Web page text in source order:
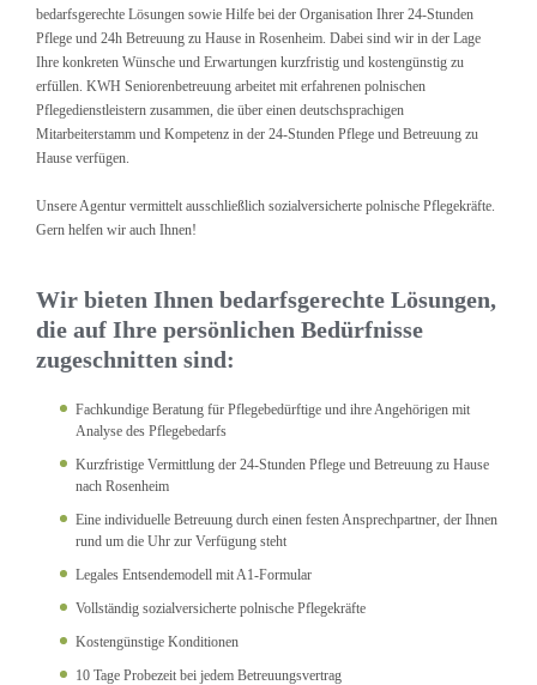
bedarfsgerechte Lösungen sowie Hilfe bei der Organisation Ihrer 24-Stunden
Pflege und 24h Betreuung zu Hause in Rosenheim. Dabei sind wir in der Lage
Ihre konkreten Wünsche und Erwartungen kurzfristig und kostengünstig zu
erfüllen. KWH Seniorenbetreuung arbeitet mit erfahrenen polnischen
Pflegedienstleistern zusammen, die über einen deutschsprachigen
Mitarbeiterstamm und Kompetenz in der 24-Stunden Pflege und Betreuung zu
Hause verfügen.
Unsere Agentur vermittelt ausschließlich sozialversicherte polnische Pflegekräfte.
Gern helfen wir auch Ihnen!
Wir bieten Ihnen bedarfsgerechte Lösungen,
die auf Ihre persönlichen Bedürfnisse
zugeschnitten sind:
Fachkundige Beratung für Pflegebedürftige und ihre Angehörigen mit
Analyse des Pflegebedarfs
Kurzfristige Vermittlung der 24-Stunden Pflege und Betreuung zu Hause
nach Rosenheim
Eine individuelle Betreuung durch einen festen Ansprechpartner, der Ihnen
rund um die Uhr zur Verfügung steht
Legales Entsendemodell mit A1-Formular
Vollständig sozialversicherte polnische Pflegekräfte
Kostengünstige Konditionen
10 Tage Probezeit bei jedem Betreuungsvertrag